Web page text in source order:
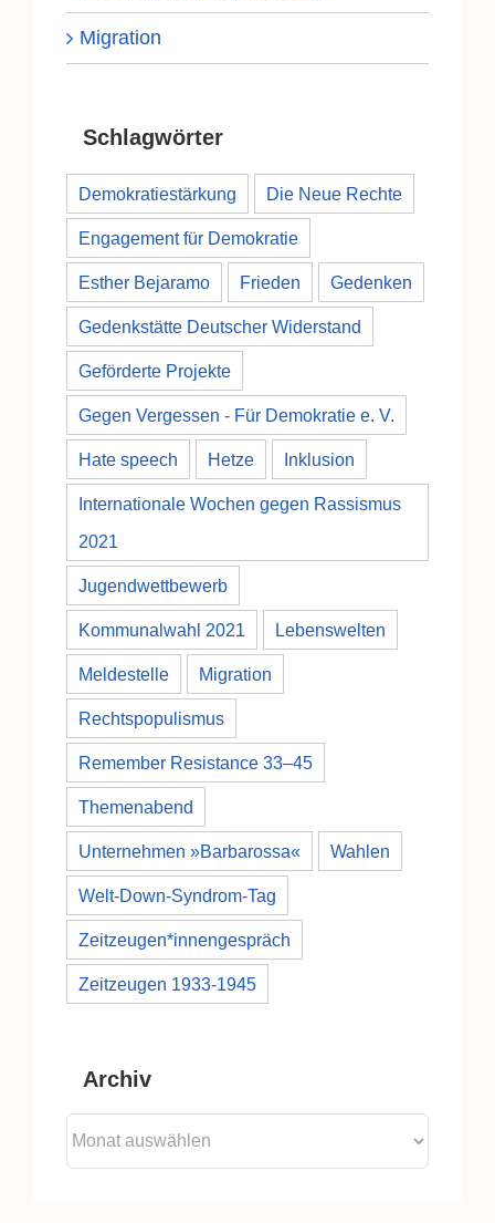
Migration
Schlagwörter
Demokratiestärkung Die Neue Rechte
Engagement für Demokratie
Esther Bejaramo Frieden Gedenken
Gedenkstätte Deutscher Widerstand
Geförderte Projekte
Gegen Vergessen - Für Demokratie e. V.
Hate speech Hetze Inklusion
Internationale Wochen gegen Rassismus
2021
Jugendwettbewerb
Kommunalwahl 2021 Lebenswelten
Meldestelle Migration
Rechtspopulismus
Remember Resistance 33–45
Themenabend
Unternehmen »Barbarossa« Wahlen
Welt-Down-Syndrom-Tag
Zeitzeugen*innengespräch
Zeitzeugen 1933-1945
Archiv